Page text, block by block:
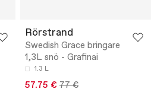
Rörstrand
Swedish Grace bringare
1,3L snö - Grafinai
1.3 L
57.75 € 77 €